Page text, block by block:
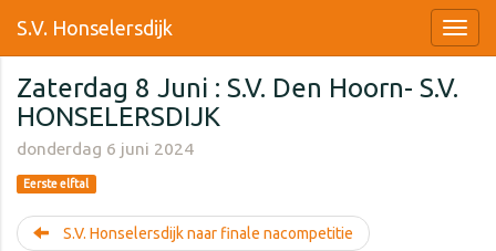
S.V. Honselersdijk
Zaterdag 8 Juni : S.V. Den Hoorn- S.V.
HONSELERSDIJK
donderdag 6 juni 2024
Eerste elftal
S.V. Honselersdijk naar finale nacompetitie